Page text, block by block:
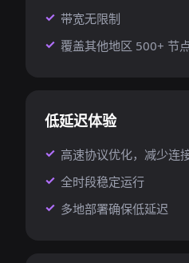
带宽无限制
覆盖其他地区 500+ 节
低延迟体验
高速协议优化，减少连
全时段稳定运行
多地部署确保低延迟